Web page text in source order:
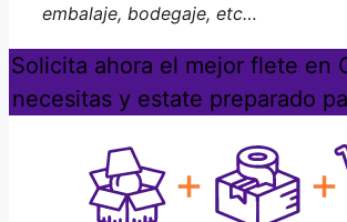
embalaje, bodegaje, etc…
Solicita ahora el mejor flete en
necesitas y estate preparado